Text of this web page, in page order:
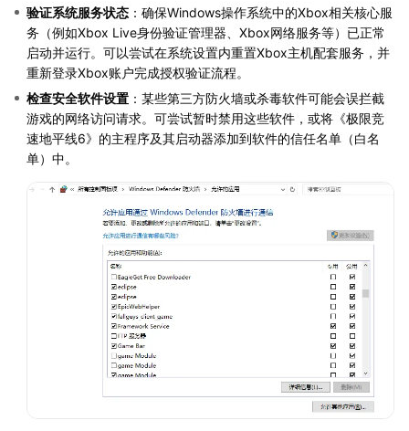
验证系统服务状态 ：确保Windows操作系统中的Xbox相关核心服
务（例如Xbox Live身份验证管理器、Xbox网络服务等）已正常
启动并运行。可以尝试在系统设置内重置Xbox主机配套服务，并
重新登录Xbox账户完成授权验证流程。
检查安全软件设置 ：某些第三方防火墙或杀毒软件可能会误拦截
游戏的网络访问请求。可尝试暂时禁用这些软件，或将《极限竞
速地平线6》的主程序及其启动器添加到软件的信任名单（白名
单）中。